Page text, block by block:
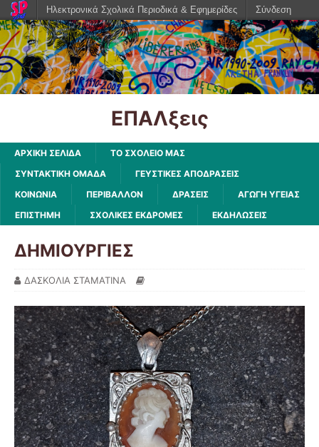
ΕΠΑΛξεις
ΑΡΧΙΚΗ ΣΕΛΙΔΑ
ΤΟ ΣΧΟΛΕΙΟ ΜΑΣ
ΣΥΝΤΑΚΤΙΚΗ ΟΜΑΔΑ
ΓΕΥΣΤΙΚΕΣ ΑΠΟΔΡΑΣΕΙΣ
ΚΟΙΝΩΝΙΑ
ΠΕΡΙΒΑΛΛΟΝ ΔΡΑΣΕΙΣ
ΑΓΩΓΗ ΥΓΕΙΑΣ
ΕΠΙΣΤΗΜΗ
ΣΧΟΛΙΚΕΣ ΕΚΔΡΟΜΕΣ ΕΚΔΗΛΩΣΕΙΣ
ΔΗΜΙΟΥΡΓΙΕΣ
ΔΑΣΚΟΛΙΑ ΣΤΑΜΑΤΙΝΑ
Ηλεκτρονικά Σχολικά Περιοδικά & Εφημερίδες Σύνδεση